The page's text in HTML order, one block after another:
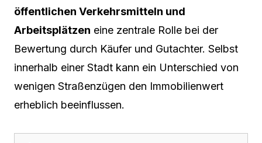
öffentlichen Verkehrsmitteln und
Arbeitsplätzen eine zentrale Rolle bei der
Bewertung durch Käufer und Gutachter. Selbst
innerhalb einer Stadt kann ein Unterschied von
wenigen Straßenzügen den Immobilienwert
erheblich beeinflussen.